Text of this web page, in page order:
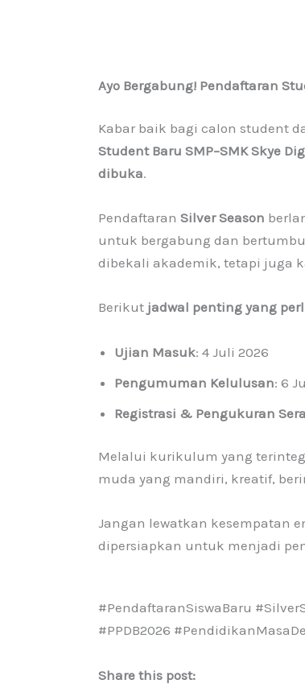
Ayo Bergabung! Pendaftaran
Kabar baik bagi calon student
Student Baru SMP–SMK Skye
dibuka.
Pendaftaran Silver Season
untuk bergabung dan
dibekali akademik, tetapi juga
Berikut jadwal penting yang
Ujian Masuk: 4 Juli 2026
Pengumuman Kelulusan: 6
Registrasi & Pengukuran
Melalui kurikulum yang
muda yang mandiri, kreatif,
Jangan lewatkan kesempatan
dipersiapkan untuk menjadi
#PendaftaranSiswaBaru
#PPDB2026
Share this post: